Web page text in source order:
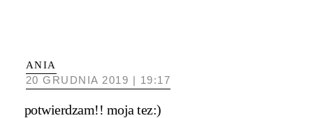
ANIA
20 GRUDNIA 2019 | 19:17
potwierdzam!! moja tez:)